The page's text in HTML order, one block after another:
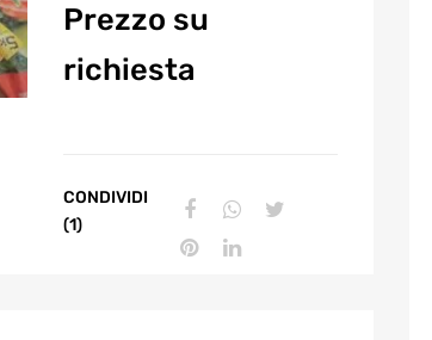
Prezzo su
richiesta
CONDIVIDI
(1)